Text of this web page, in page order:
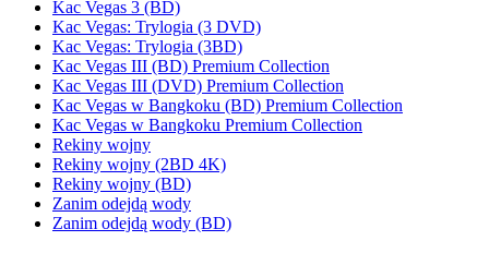
Kac Vegas 3 (BD)
Kac Vegas: Trylogia (3 DVD)
Kac Vegas: Trylogia (3BD)
Kac Vegas III (BD) Premium Collection
Kac Vegas III (DVD) Premium Collection
Kac Vegas w Bangkoku (BD) Premium Collection
Kac Vegas w Bangkoku Premium Collection
Rekiny wojny
Rekiny wojny (2BD 4K)
Rekiny wojny (BD)
Zanim odejdą wody
Zanim odejdą wody (BD)